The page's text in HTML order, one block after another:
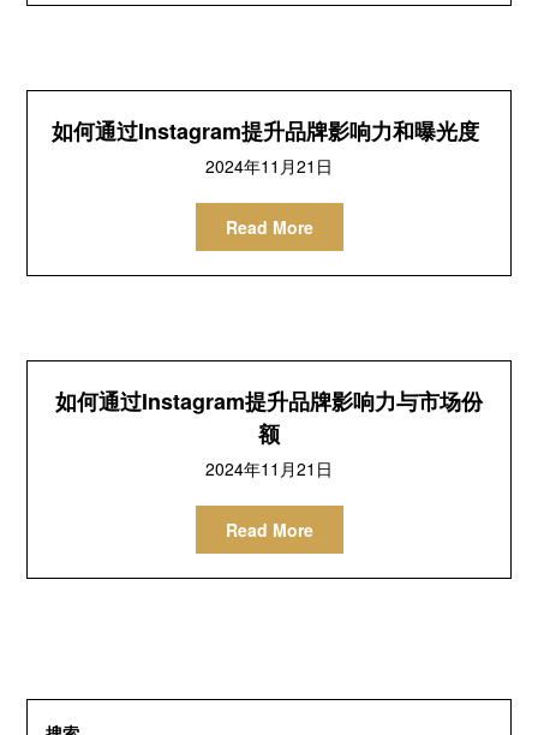
如何通过Instagram提升品牌影响力和曝光度
2024年11月21日
Read More
如何通过Instagram提升品牌影响力与市场份
额
2024年11月21日
Read More